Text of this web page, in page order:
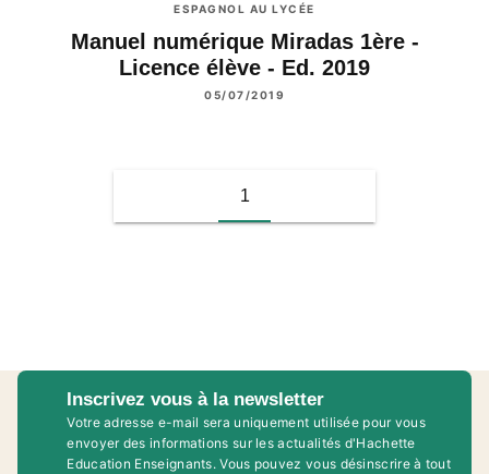
ESPAGNOL AU LYCÉE
Manuel numérique Miradas 1ère -
Licence élève - Ed. 2019
05/07/2019
1
Inscrivez vous à la newsletter
Votre adresse e-mail sera uniquement utilisée pour vous
envoyer des informations sur les actualités d'Hachette
Education Enseignants. Vous pouvez vous désinscrire à tout